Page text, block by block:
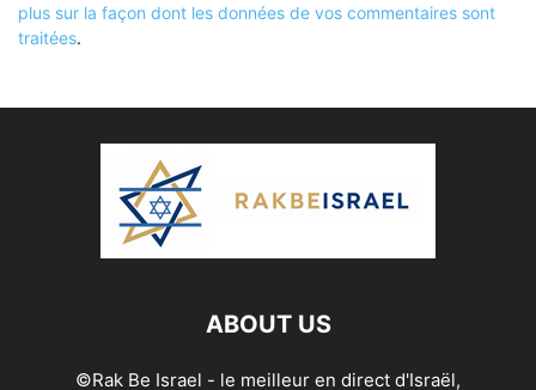
plus sur la façon dont les données de vos commentaires sont
traitées.
ABOUT US
©Rak Be Israel - le meilleur en direct d'Israël,